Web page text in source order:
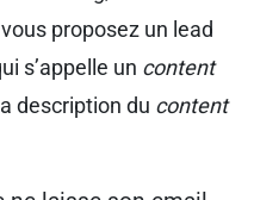
proposez un lead
s’appelle un content
description du content